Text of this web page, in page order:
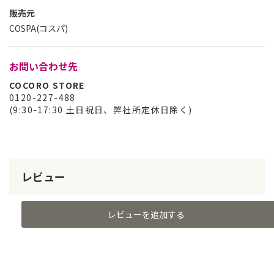
販売元
COSPA(コスパ)
お問い合わせ先
COCORO STORE
0120-227-488
(9:30-17:30 土日祝日、弊社所定休日除く)
レビュー
レビューを追加する